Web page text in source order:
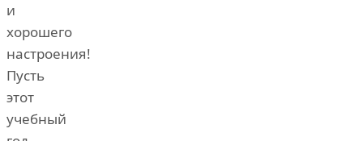
и
хорошего
настроения!
Пусть
этот
учебный